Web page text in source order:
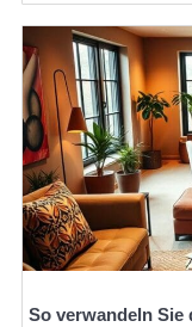
So verwandeln Sie